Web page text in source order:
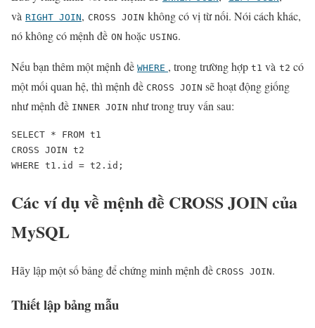
và RIGHT JOIN, CROSS JOIN không có vị từ nối. Nói cách khác,
nó không có mệnh đề ON hoặc USING.
Nếu bạn thêm một mệnh đề WHERE , trong trường hợp t1 và t2 có
một mối quan hệ, thì mệnh đề CROSS JOIN sẽ hoạt động giống
như mệnh đề INNER JOIN như trong truy vấn sau:
SELECT * FROM t1
CROSS JOIN t2
WHERE t1.id = t2.id;
Các ví dụ về mệnh đề CROSS JOIN của
MySQL
Hãy lập một số bảng để chứng minh mệnh đề CROSS JOIN.
Thiết lập bảng mẫu